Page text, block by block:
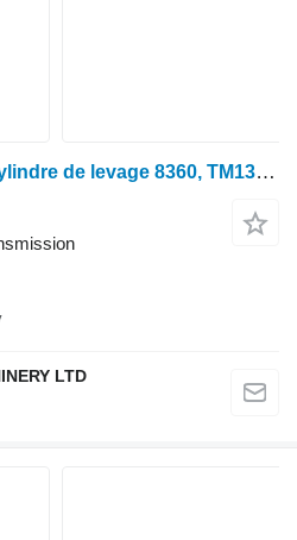
New Holland Piston et cylindre de levage 8360, TM130, TM140, TM7010 5146363 pour tracteur à roues New Holland 8360
LTD